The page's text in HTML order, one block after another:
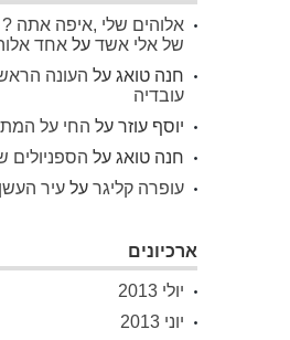
אלוהים שלי ,איפה אתה ?
של אלי אשד על אחד
חנה טואג על העונה
עובדיה
יוסף עוזר על החי על
חנה טואג על הספניולים
עופרה קליגר על עיר העשן
ארכיונים
יולי 2013
יוני 2013